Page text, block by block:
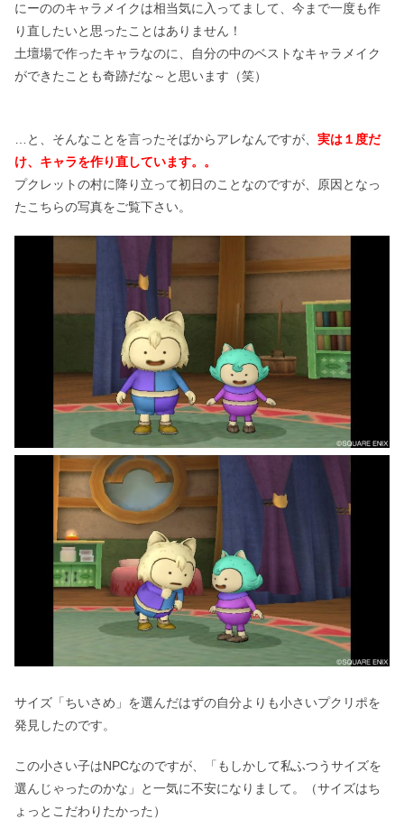
にーののキャラメイクは相当気に入ってまして、今まで一度も作
り直したいと思ったことはありません！
土壇場で作ったキャラなのに、自分の中のベストなキャラメイク
ができたことも奇跡だな～と思います（笑）
…と、そんなことを言ったそばからアレなんですが、 実は１度だ
け、キャラを作り直しています。。
プクレットの村に降り立って初日のことなのですが、原因となっ
たこちらの写真をご覧下さい。
サイズ「ちいさめ」を選んだはずの自分よりも小さいプクリポを
発見したのです。
この小さい子はNPCなのですが、「もしかして私ふつうサイズを
選んじゃったのかな」と一気に不安になりまして。（サイズはち
ょっとこだわりたかった）